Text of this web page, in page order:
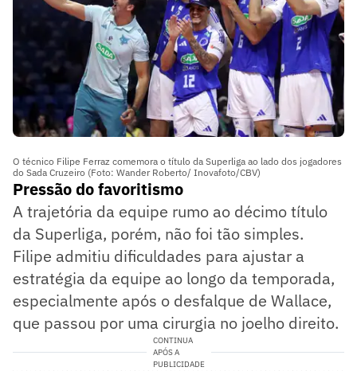
O técnico Filipe Ferraz comemora o título da Superliga ao lado dos jogadores
do Sada Cruzeiro (Foto: Wander Roberto/ Inovafoto/CBV)
Pressão do favoritismo
A trajetória da equipe rumo ao décimo título
da Superliga, porém, não foi tão simples.
Filipe admitiu dificuldades para ajustar a
estratégia da equipe ao longo da temporada,
especialmente após o desfalque de Wallace,
que passou por uma cirurgia no joelho direito.
CONTINUA
APÓS A
PUBLICIDADE